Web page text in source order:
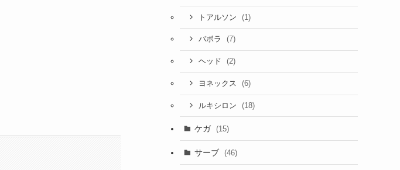
トアルソン (1)
バボラ (7)
ヘッド (2)
ヨネックス (6)
ルキシロン (18)
ケガ (15)
サーブ (46)